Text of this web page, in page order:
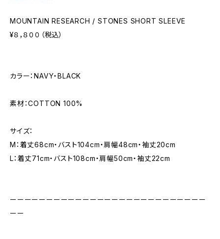
MOUNTAIN RESEARCH / STONES SHORT SLEEVE
¥８，８００（税込）
カラー：NAVY・BLACK
素材：COTTON 100%
サイズ：
M：着丈68cm・バスト104cm・肩幅48cm・袖丈20cm
L：着丈71cm・バスト108cm・肩幅50cm・袖丈22cm
ーーーーーーーーーーーーーーーーーーーーーーーーーーー
ーー